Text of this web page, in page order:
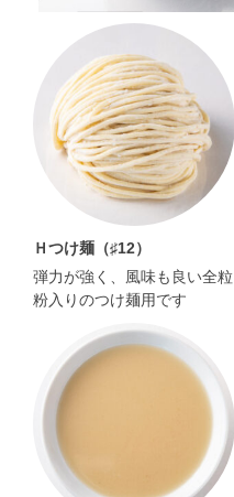
Ｈつけ麺（♯12）
弾力が強く、風味も良い全粒
粉入りのつけ麺用です